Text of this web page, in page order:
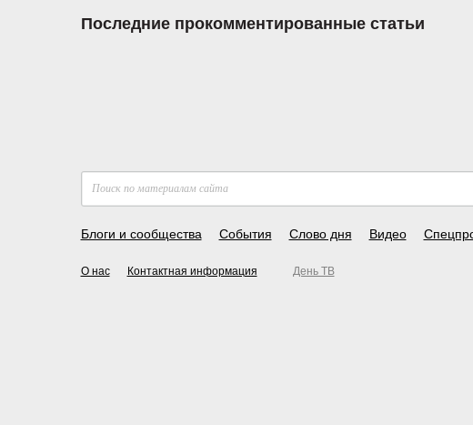
Последние прокомментированные статьи
Блоги и сообщества События Слово дня Видео
О нас Контактная информация День ТВ